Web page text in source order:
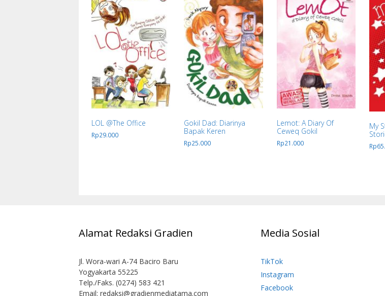
LOL @The Office
Rp29.000
Gokil Dad: Diarinya
Bapak Keren
Rp25.000
Lemot: A Diary Of
Ceweq Gokil
Rp21.000
My
Rp
Alamat Redaksi Gradien
Jl. Wora-wari A-74 Baciro Baru
Yogyakarta 55225
Telp./Faks. (0274) 583 421
Email: redaksi@gradienmediatama.com
Media Sosial
TikTok
Instagram
Facebook